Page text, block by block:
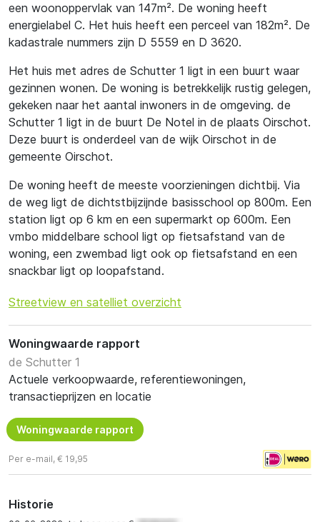
een woonoppervlak van 147m². De woning heeft
energielabel C. Het huis heeft een perceel van 182m². De
kadastrale nummers zijn D 5559 en D 3620.
Het huis met adres de Schutter 1 ligt in een buurt waar
gezinnen wonen. De woning is betrekkelijk rustig gelegen,
gekeken naar het aantal inwoners in de omgeving. de
Schutter 1 ligt in de buurt De Notel in de plaats Oirschot.
Deze buurt is onderdeel van de wijk Oirschot in de
gemeente Oirschot.
De woning heeft de meeste voorzieningen dichtbij. Via
de weg ligt de dichtstbijzijnde basisschool op 800m. Een
station ligt op 6 km en een supermarkt op 600m. Een
vmbo middelbare school ligt op fietsafstand van de
woning, een zwembad ligt ook op fietsafstand en een
snackbar ligt op loopafstand.
Streetview en satelliet overzicht
Woningwaarde rapport
de Schutter 1
Actuele verkoopwaarde, referentiewoningen,
transactieprijzen en locatie
Woningwaarde rapport
Per e-mail, € 19,95
Historie